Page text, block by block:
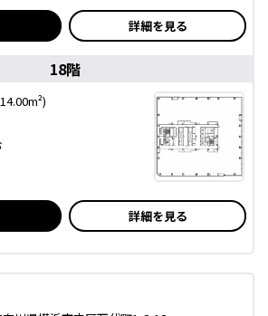
詳細を見る
18階
詳細を見る